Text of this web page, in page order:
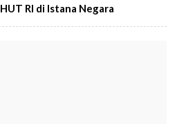
HUT RI di Istana Negara